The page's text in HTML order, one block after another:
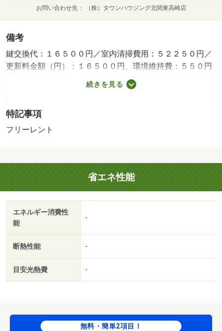
お問い合わせ先 （株）タウンハウジング北関東高崎店
備考
鍵交換代：１６５００円／室内清掃費用：５２２５０円／
更新料金額（円）：１６５００円、環境維持費：５５０円
／月、引き落とし事務手数料：５２４円／月／保証会社利
用必：保証人代行会社 プラザ賃貸管理保証賃貸保証料
０％ｏｒ１２０％年間保証料１万円／普通借家０２年００
ヶ月／フリーレント１ヶ月／初期費用のご相談や審査のご
ります！悩む前にタウンハウジング高崎店へお気軽にお問
合せください♪／バストイレ別／バルコニー／エアコン／浴
室乾燥機／室内洗濯置／温水洗浄便座／駐輪場／即入居可
／礼金不要／敷金不要／防犯カメラ／電気コンロ／フリー
レント／保証金不要／敷金・礼金不要/賃貸戸数:39戸
続きを見る
特記事項
フリーレント
省エネ性能
エネルギー消費性
能
-
断熱性能 -
目安光熱費 -
無料・簡単2項目！